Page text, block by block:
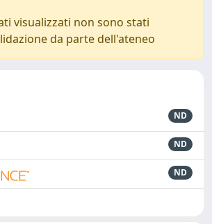
visualizzati non sono stati
da parte dell'ateneo
ND
ND
ND